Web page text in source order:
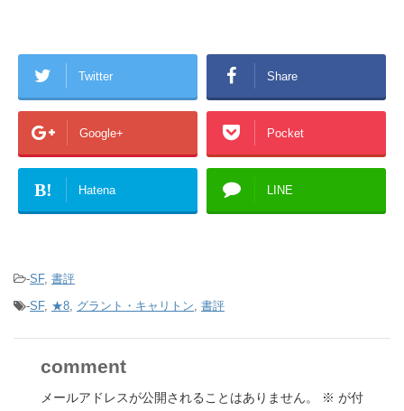
Twitter Share
Google+ Pocket
B! Hatena LINE
-SF, 書評
-SF, ★8, グラント・キャリトン, 書評
comment
メールアドレスが公開されることはありません。 ※ が付